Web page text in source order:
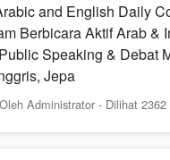
and English Daily
Berbicara Aktif Arab &
Speaking & Debat
Jepa
Administrator - Dilihat 2362